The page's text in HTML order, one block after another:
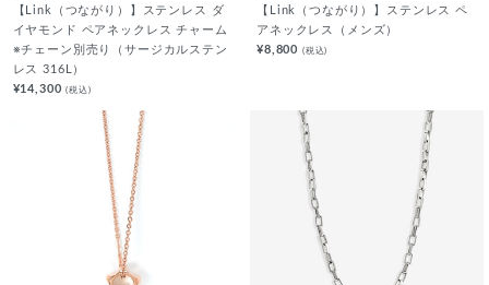
【Link（つながり）】ステンレス ダ
イヤモンド ペアネックレス チャーム
※チェーン別売り（サージカルステン
レス 316L）
¥14,300(税込)
【Link（つながり）】ステンレス ペ
アネックレス（メンズ）
¥8,800 (税込)